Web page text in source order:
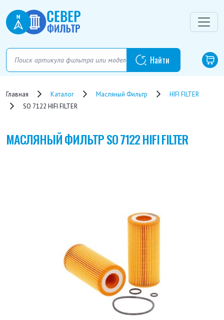
Главная Каталог Масляный Фильтр
HIFI FILTER
SO 7122 HIFI FILTER
МАСЛЯНЫЙ ФИЛЬТРSO 7122 HIFI FILTER